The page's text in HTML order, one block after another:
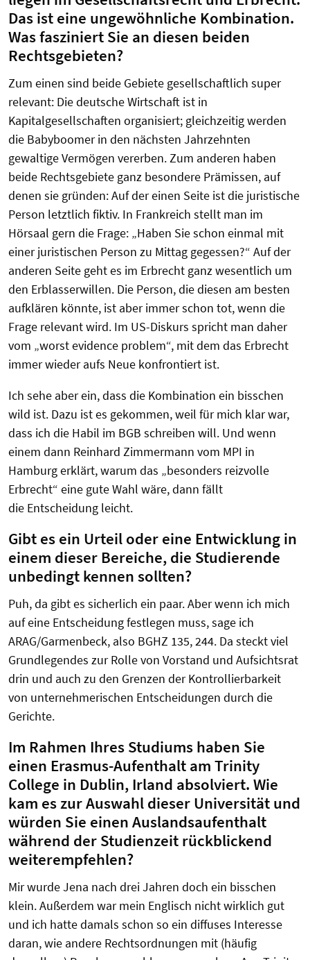
Das ist eine ungewöhnliche Kombination.
Was fasziniert Sie an diesen beiden
Rechtsgebieten?
Zum einen sind beide Gebiete gesellschaftlich super
relevant: Die deutsche Wirtschaft ist in
Kapitalgesellschaften organisiert; gleichzeitig werden
die Babyboomer in den nächsten Jahrzehnten
gewaltige Vermögen vererben. Zum anderen haben
beide Rechtsgebiete ganz besondere Prämissen, auf
denen sie gründen: Auf der einen Seite ist die juristische
Person letztlich fiktiv. In Frankreich stellt man im
Hörsaal gern die Frage: „Haben Sie schon einmal mit
einer juristischen Person zu Mittag gegessen?“ Auf der
anderen Seite geht es im Erbrecht ganz wesentlich um
den Erblasserwillen. Die Person, die diesen am besten
aufklären könnte, ist aber immer schon tot, wenn die
Frage relevant wird. Im US-Diskurs spricht man daher
vom „worst evidence problem“, mit dem das Erbrecht
immer wieder aufs Neue konfrontiert ist.
Ich sehe aber ein, dass die Kombination ein bisschen
wild ist. Dazu ist es gekommen, weil für mich klar war,
dass ich die Habil im BGB schreiben will. Und wenn
einem dann Reinhard Zimmermann vom MPI in
Hamburg erklärt, warum das „besonders reizvolle
Erbrecht“ eine gute Wahl wäre, dann fällt
die Entscheidung leicht.
Gibt es ein Urteil oder eine Entwicklung in
einem dieser Bereiche, die Studierende
unbedingt kennen sollten?
Puh, da gibt es sicherlich ein paar. Aber wenn ich mich
auf eine Entscheidung festlegen muss, sage ich
ARAG/Garmenbeck, also BGHZ 135, 244. Da steckt viel
Grundlegendes zur Rolle von Vorstand und Aufsichtsrat
drin und auch zu den Grenzen der Kontrollierbarkeit
von unternehmerischen Entscheidungen durch die
Gerichte.
Im Rahmen Ihres Studiums haben Sie
einen Erasmus-Aufenthalt am Trinity
College in Dublin, Irland absolviert. Wie
kam es zur Auswahl dieser Universität und
würden Sie einen Auslandsaufenthalt
während der Studienzeit rückblickend
weiterempfehlen?
Mir wurde Jena nach drei Jahren doch ein bisschen
klein. Außerdem war mein Englisch nicht wirklich gut
und ich hatte damals schon so ein diffuses Interesse
daran, wie andere Rechtsordnungen mit (häufig